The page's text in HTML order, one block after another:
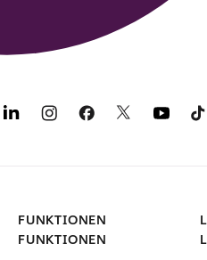
FUNKTIONEN
FUNKTIONEN